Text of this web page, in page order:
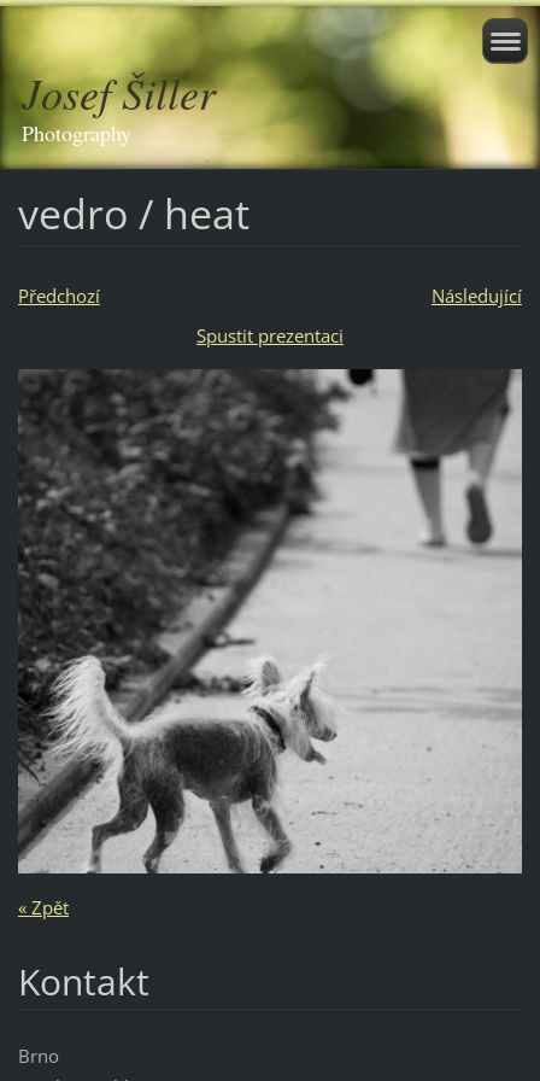
Josef Šiller
Photography
vedro / heat
Předchozí
Následující
Spustit prezentaci
« Zpět
Kontakt
Brno